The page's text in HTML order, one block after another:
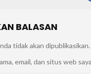
BALASAN
tidak akan dipublikasikan.
email, dan situs web